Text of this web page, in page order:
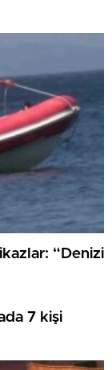
“Denizi
7 kişi